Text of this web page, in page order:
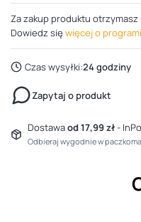
Za zakup produktu otrzymasz
Dowiedz się więcej o
Czas wysyłki:24 godziny
Zapytaj o produkt
Dostawaod 17,99 zł-
Odbieraj wygodnie w